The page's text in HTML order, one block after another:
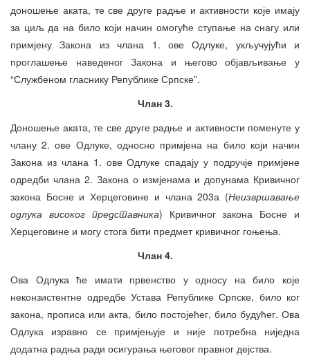
доношење аката, те све друге радње и активности које имају
за циљ да на било који начин омогуће ступање на снагу или
примјену Закона из члана 1. ове Одлуке, укључујући и
проглашење наведеног Закона и његово објављивање у
“Службеном гласнику Републике Српске”.
Члан 3.
Доношење аката, те све друге радње и активности поменуте у
члану 2. ове Одлуке, односно примјена на било који начин
Закона из члана 1. ове Одлуке спадају у подручје примјене
одредби члана 2. Закона о измјенама и допунама Кривичног
закона Босне и Херцеговине и члана 203а (Неизвршавање
одлука високог представника) Кривичног закона Босне и
Херцеговине и могу стога бити предмет кривичног гоњења.
Члан 4.
Ова Одлука ће имати првенство у односу на било које
неконзистентне одредбе Устава Републике Српске, било ког
закона, прописа или акта, било постојећег, било будућег. Ова
Одлука изравно се примјењује и није потребна ниједна
додатна радња ради осигурања његовог правног дејства.